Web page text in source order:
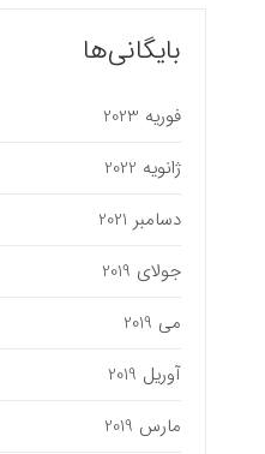
بایگانی‌ها
فوریه 2023
ژانویه 2022
دسامبر 2021
جولای 2019
می 2019
آوریل 2019
مارس 2019